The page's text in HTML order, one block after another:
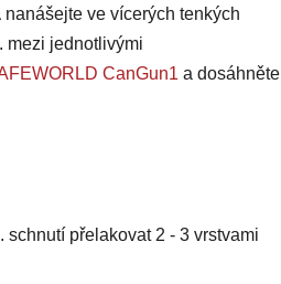
nanášejte ve vícerých tenkých
mezi jednotlivými
CanGun1 a dosáhněte
přelakovat 2 - 3 vrstvami